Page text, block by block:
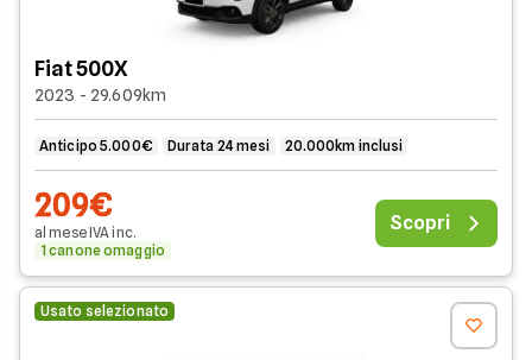
Fiat 500X
2023 - 29.609km
Anticipo 5.000€ Durata 24 mesi 20.000km inclusi
209€
al meseIVAinc.
1 canone omaggio
Scopri
Usato selezionato